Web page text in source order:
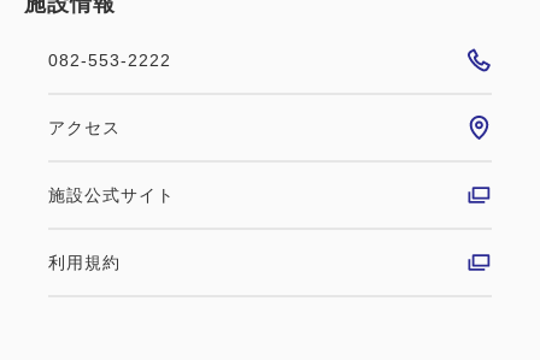
082-553-2222
アクセス
施設公式サイト
利用規約